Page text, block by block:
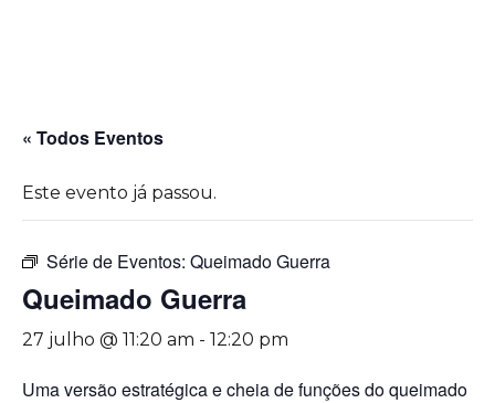
« Todos Eventos
Este evento já passou.
Série de Eventos: Queimado Guerra
Queimado Guerra
27 julho @ 11:20 am - 12:20 pm
Uma versão estratégica e cheia de funções do queimado